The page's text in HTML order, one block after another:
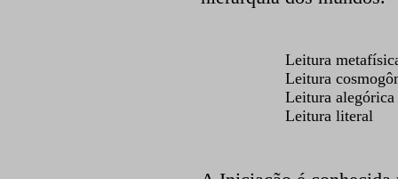
Leitura
Leitura
Leitura alegórica
Leitura literal